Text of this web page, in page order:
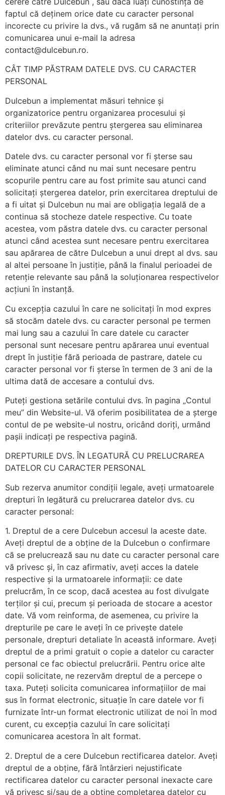
faptul că deținem orice date cu caracter personal
incorecte cu privire la dvs., vă rugăm să ne anuntați prin
comunicarea unui e-mail la adresa
contact@dulcebun.ro.
CÂT TIMP PĂSTRAM DATELE DVS. CU CARACTER
PERSONAL
Dulcebun a implementat măsuri tehnice și
organizatorice pentru organizarea procesului și
criteriilor prevăzute pentru ștergerea sau eliminarea
datelor dvs. cu caracter personal.
Datele dvs. cu caracter personal vor fi șterse sau
eliminate atunci când nu mai sunt necesare pentru
scopurile pentru care au fost primite sau atunci cand
solicitați ștergerea datelor, prin exercitarea dreptului de
a fi uitat și Dulcebun nu mai are obligația legală de a
continua să stocheze datele respective. Cu toate
acestea, vom păstra datele dvs. cu caracter personal
atunci când acestea sunt necesare pentru exercitarea
sau apărarea de către Dulcebun a unui drept al dvs. sau
al altei persoane în justiție, până la finalul perioadei de
retenție relevante sau până la soluționarea respectivelor
acțiuni în instanță.
Cu excepția cazului în care ne solicitați în mod expres
să stocăm datele dvs. cu caracter personal pe termen
mai lung sau a cazului în care datele cu caracter
personal sunt necesare pentru apărarea unui eventual
drept în justiție fără perioada de pastrare, datele cu
caracter personal vor fi șterse în termen de 3 ani de la
ultima dată de accesare a contului dvs.
Puteți gestiona setările contului dvs. în pagina „Contul
meu” din Website-ul. Vă oferim posibilitatea de a șterge
contul de pe website-ul nostru, oricând doriți, urmând
pașii indicați pe respectiva pagină.
DREPTURILE DVS. ÎN LEGATURĂ CU PRELUCRAREA
DATELOR CU CARACTER PERSONAL
Sub rezerva anumitor condiții legale, aveți urmatoarele
drepturi în legătură cu prelucrarea datelor dvs. cu
caracter personal:
1. Dreptul de a cere Dulcebun accesul la aceste date.
Aveți dreptul de a obține de la Dulcebun o confirmare
că se prelucrează sau nu date cu caracter personal care
vă privesc și, în caz afirmativ, aveți acces la datele
respective și la urmatoarele informații: ce date
prelucrăm, în ce scop, dacă acestea au fost divulgate
terților și cui, precum și perioada de stocare a acestor
date. Vă vom reinforma, de asemenea, cu privire la
drepturile pe care le aveți în ce privește datele
personale, drepturi detaliate în această informare. Aveți
dreptul de a primi gratuit o copie a datelor cu caracter
personal ce fac obiectul prelucrării. Pentru orice alte
copii solicitate, ne rezervăm dreptul de a percepe o
taxa. Puteți solicita comunicarea informațiilor de mai
sus în format electronic, situație în care datele vor fi
furnizate într-un format electronic utilizat de noi în mod
curent, cu excepția cazului în care solicitați
comunicarea acestora în alt format.
2. Dreptul de a cere Dulcebun rectificarea datelor. Aveți
dreptul de a obține, fără întârzieri nejustificate
rectificarea datelor cu caracter personal inexacte care
vă privesc și/sau de a obține completarea datelor cu